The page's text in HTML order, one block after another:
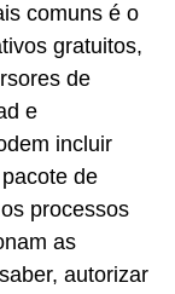
comuns é o
gratuitos,
de
e
incluir
de
processos
as
autorizar